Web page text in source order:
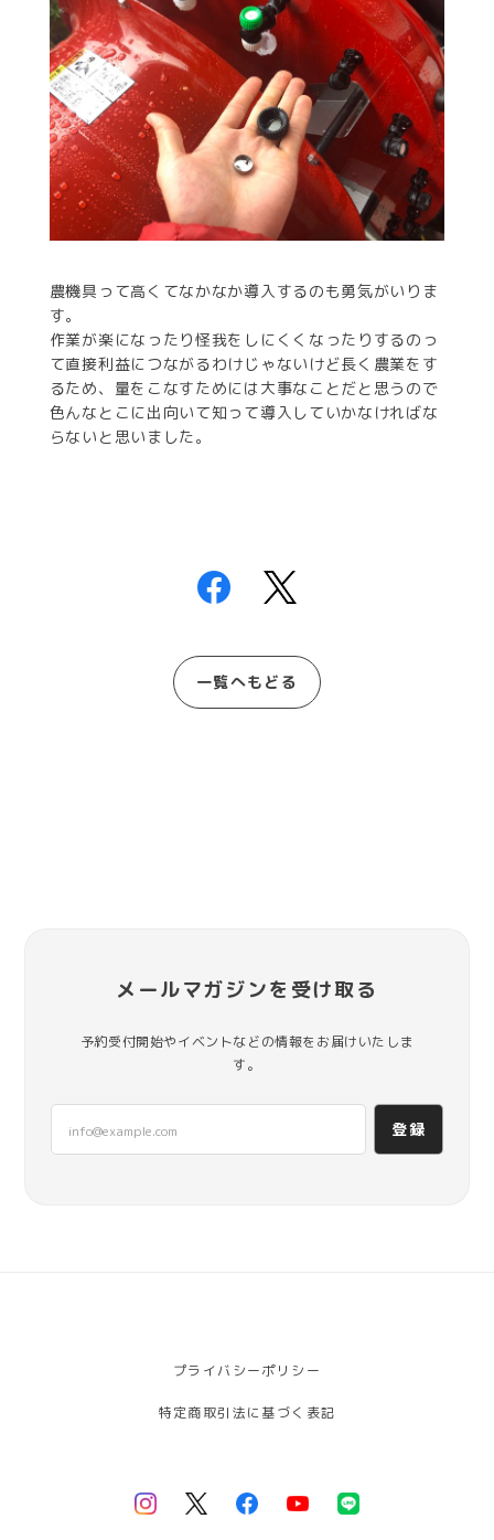
農機具って高くてなかなか導入するのも勇気がいりま
す。
作業が楽になったり怪我をしにくくなったりするのっ
て直接利益につながるわけじゃないけど長く農業をす
るため、量をこなすためには大事なことだと思うので
色んなとこに出向いて知って導入していかなければな
らないと思いました。
一覧へもどる
メールマガジンを受け取る
予約受付開始やイベントなどの情報をお届けいたしま
す。
登録
プライバシーポリシー
特定商取引法に基づく表記